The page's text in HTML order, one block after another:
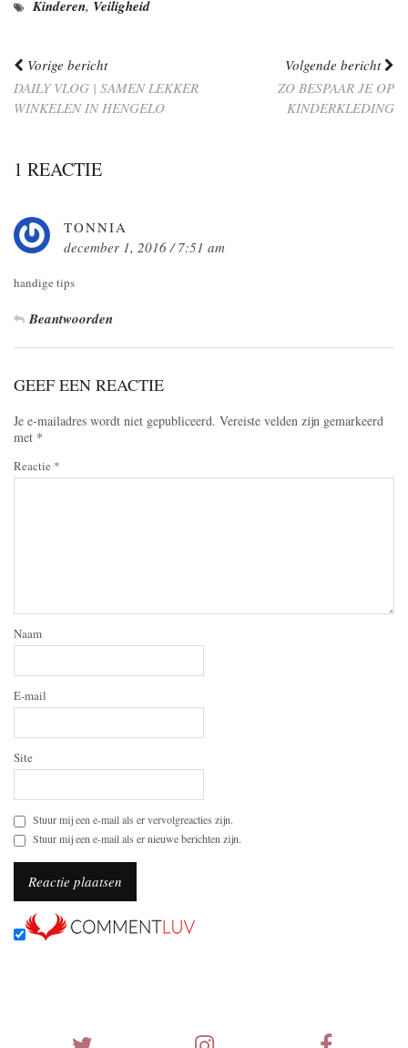
Kinderen, Veiligheid
Vorige bericht
DAILY VLOG | SAMEN LEKKER
WINKELEN IN HENGELO
Volgende bericht
ZO BESPAAR JE OP
KINDERKLEDING
1 REACTIE
TONNIA
december 1, 2016 / 7:51 am
handige tips
Beantwoorden
GEEF EEN REACTIE
Je e-mailadres wordt niet gepubliceerd. Vereiste velden zijn gemarkeerd
met *
Reactie *
Naam
E-mail
Site
Stuur mij een e-mail als er vervolgreacties zijn.
Stuur mij een e-mail als er nieuwe berichten zijn.